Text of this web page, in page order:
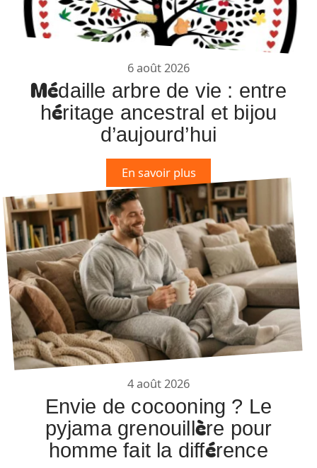
6 août 2026
Médaille arbre de vie : entre
héritage ancestral et bijou
d’aujourd’hui
En savoir plus
4 août 2026
Envie de cocooning ? Le
pyjama grenouillère pour
homme fait la différence